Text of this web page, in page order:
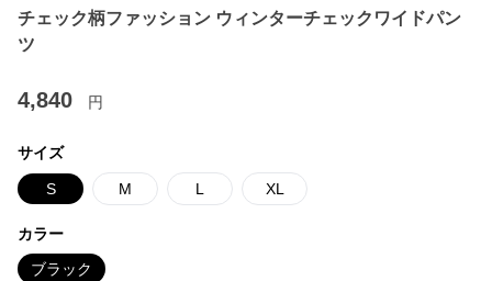
チェック柄ファッション ウィンターチェックワイドパン
ツ
4,840 円
サイズ
S M L XL
カラー
ブラック